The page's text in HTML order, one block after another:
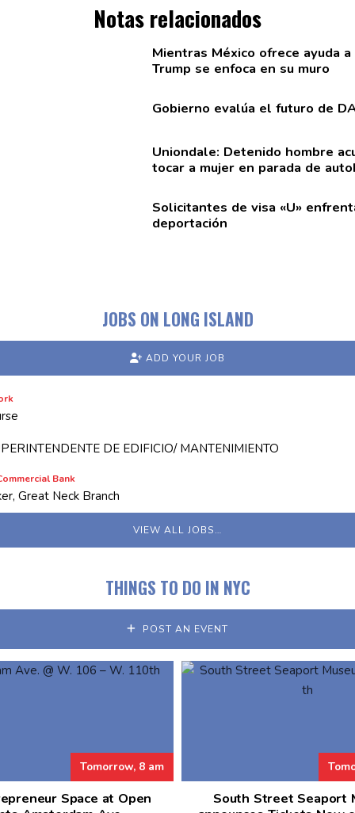
Notas relacionados
Mientras México ofrece ayuda a
Trump se enfoca en su muro
Gobierno evalúa el futuro de
Uniondale: Detenido hombre
tocar a mujer en parada de
Solicitantes de visa «U»
deportación
JOBS ON LONG ISLAND
ADD YOUR JOB
DE EDIFICIO/ MANTENIMIENTO
Bank
Great Neck Branch
VIEW ALL JOBS…
THINGS TO DO IN NYC
POST AN EVENT
Tomorrow, 8 am
Space at Open
South Street Seaport